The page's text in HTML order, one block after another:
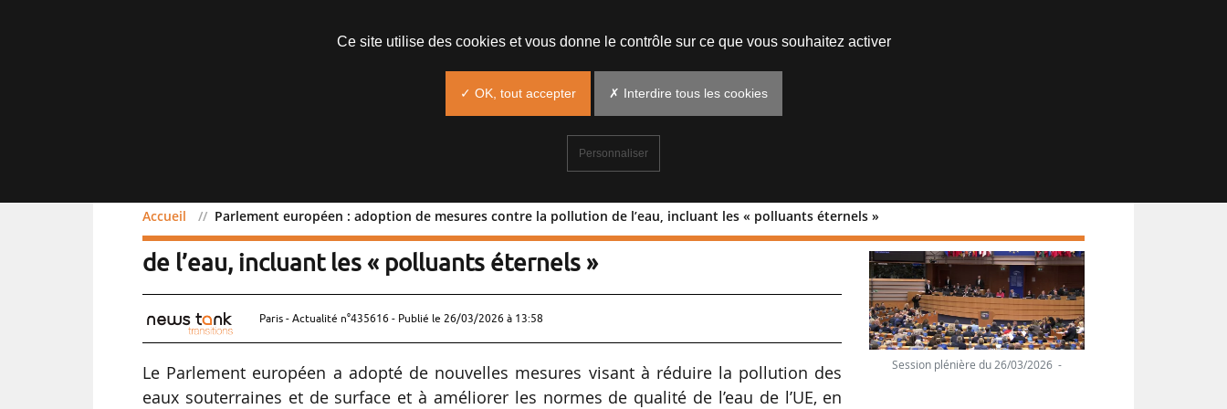
Accueil Parlement européen : adoption de mesures contre la pollution de l’eau, incluant les « polluants éternels »
Parlement européen : adoption de mesures contre la pollution
de l’eau, incluant les « polluants éternels »
Paris - Actualité n°435616 - Publié le 26/03/2026 à 13:58
Le Parlement européen a adopté de nouvelles mesures visant à réduire la pollution des
eaux souterraines et de surface et à améliorer les normes de qualité de l’eau de l’UE, en
Session plénière du 26/03/2026 -
Ce site utilise des cookies et vous donne le contrôle sur ce que vous souhaitez activer
✓ OK, tout accepter ✗ Interdire tous les cookies
Personnaliser